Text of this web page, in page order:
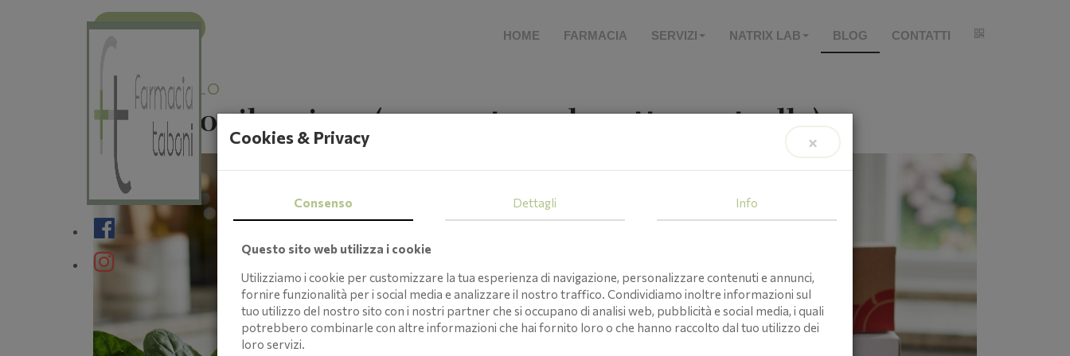
HOME FARMACIA SERVIZI NATRIX LAB BLOG CONTATTI
INDIETRO
COLESTEROLO
il rischio silenzioso (e come tenerlo sotto controllo)
×
Cookies & Privacy
Consenso Dettagli Info
Questo sito web utilizza i cookie
Utilizziamo i cookie per customizzare la tua esperienza di navigazione, personalizzare contenuti e annunci,
fornire funzionalità per i social media e analizzare il nostro traffico. Condividiamo inoltre informazioni sul
tuo utilizzo del nostro sito con i nostri partner che si occupano di analisi web, pubblicità e social media, i quali
potrebbero combinarle con altre informazioni che hai fornito loro o che hanno raccolto dal tuo utilizzo dei
loro servizi.